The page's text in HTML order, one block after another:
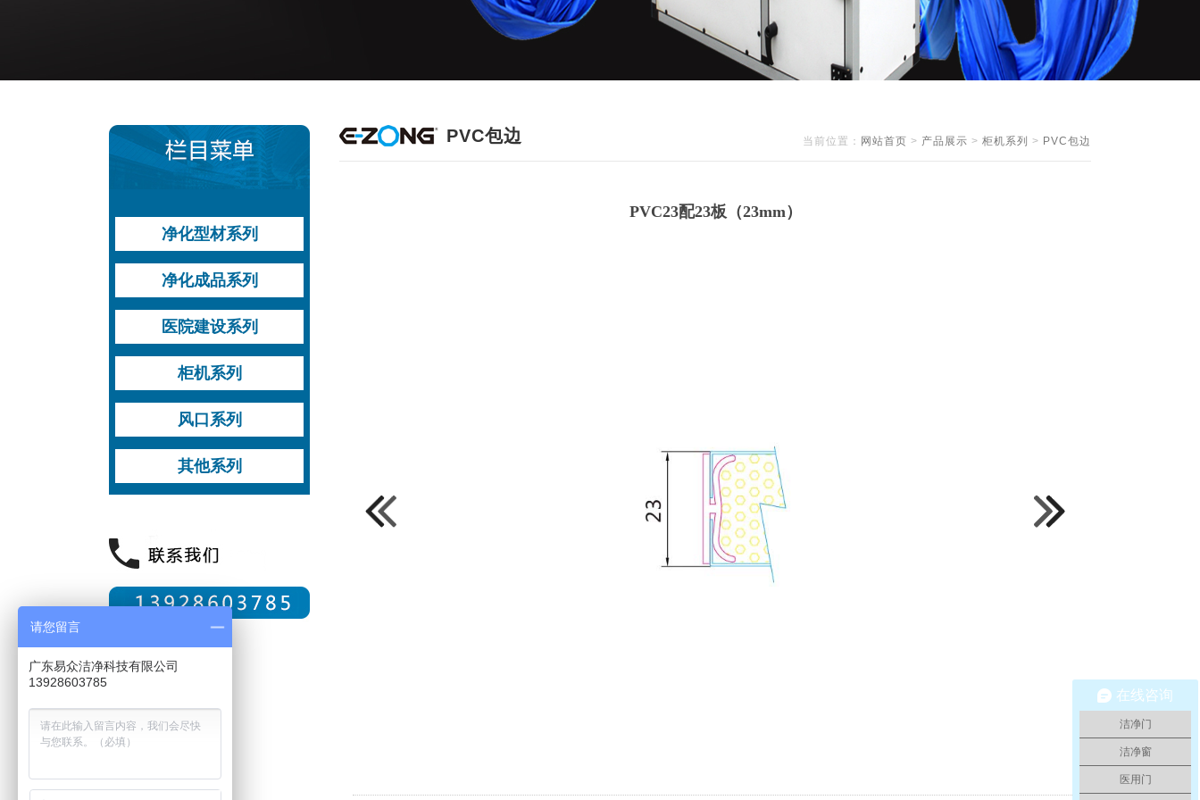
净化型材系列
型材运用方案
手工板系列型材
机制板系列型材
地槽系列型材
槽铝系列型材
门窗料系列型材
过滤器系列型材
其他型材
净化成品系列
铝钢平开门
铝木平开门
钢质平开门
自动平移门
其他门
双层中空观察窗
高效送风口
医院建设系列
医用平开门
气密平移自动门
医疗设备带
送风天花
高效送风口
柜机系列
压板式柜机
打钉式柜机
风阀
挡水板
检修门
柜机有冷桥系列配件
柜机无冷桥系列配件
柜机无中柱系列配件
PVC包边
其他柜机配件
风口系列
风口成品
风阀
风口配件
其他系列
PVC包边 当前位置： 网站首页 > 产品展示 > 柜机系列 > PVC包边
PVC23配23板（23mm）
在线咨询
洁净门
洁净窗
医用门
请您留言
广东易众洁净科技有限公司
13928603785